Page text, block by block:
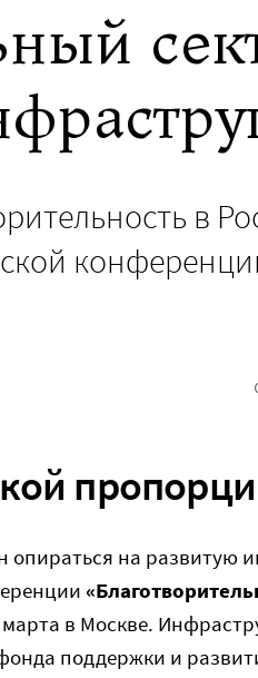
в
опираться на развитую
в Москве.
поддержки и